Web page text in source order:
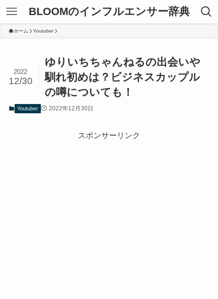
BLOOMのインフルエンサー辞典
ホーム Youtuber
ゆりいちちゃんねるの出会いや
馴れ初めは？ビジネスカップル
の噂についても！
2022
12/30
Youtuber 2022年12月30日
スポンサーリンク